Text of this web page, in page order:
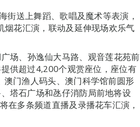
送上舞蹈、歌唱及魔术等表演，
烟花汇演，联动及延伸现场欢乐气
广场、孙逸仙大马路、观音莲花苑前
供超过4,200个观赏座位，座位有
门渔人码头、澳门科学馆前圆形
塔石广场和氹仔消防局前地将设
在多条频道直播及录播花车汇演，